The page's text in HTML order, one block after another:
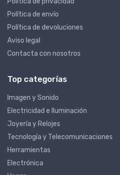
Política de privacidad
Política de envío
Política de devoluciones
Aviso legal
Contacta con nosotros
Top categorías
Imagen y Sonido
Electricidad e Iluminación
Joyería y Relojes
Tecnología y Telecomunicaciones
Herramientas
Electrónica